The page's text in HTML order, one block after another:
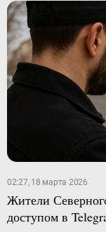
02:27, 18 марта 2026
Жители
доступом в